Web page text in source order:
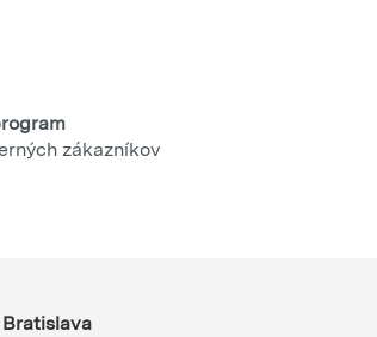
zákazníkov
Bratislava